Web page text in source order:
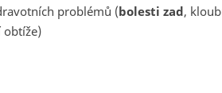
problémů (bolesti zad,
obtíže)